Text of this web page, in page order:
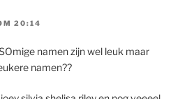
20:14
namen zijn wel leuk maar
namen??